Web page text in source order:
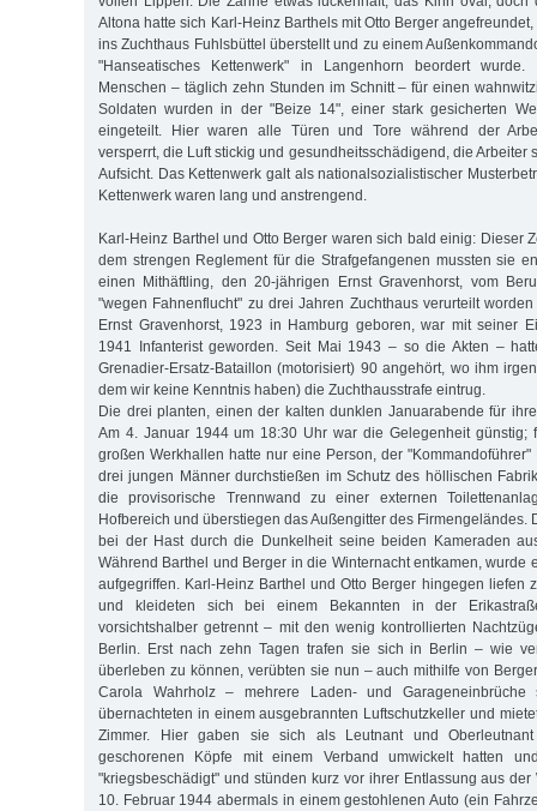
Altona hatte sich Karl-Heinz Barthels mit Otto Berger
ins Zuchthaus Fuhlsbüttel überstellt und zu einem
"Hanseatisches Kettenwerk" in Langenhorn beordert
Menschen – täglich zehn Stunden im Schnitt – für einen
Soldaten wurden in der "Beize 14", einer stark gesicherten
eingeteilt. Hier waren alle Türen und Tore während der
versperrt, die Luft stickig und gesundheitsschädigend, die Arbeiter
Aufsicht. Das Kettenwerk galt als nationalsozialistischer
Kettenwerk waren lang und anstrengend.
Karl-Heinz Barthel und Otto Berger waren sich bald einig: Dieser
dem strengen Reglement für die Strafgefangenen mussten sie
einen Mithäftling, den 20-jährigen Ernst Gravenhorst, vom
"wegen Fahnenflucht" zu drei Jahren Zuchthaus verurteilt
Ernst Gravenhorst, 1923 in Hamburg geboren, war mit seiner
1941 Infanterist geworden. Seit Mai 1943 – so die Akten –
Grenadier-Ersatz-Bataillon (motorisiert) 90 angehört, wo ihm
dem wir keine Kenntnis haben) die Zuchthausstrafe eintrug.
Die drei planten, einen der kalten dunklen Januarabende für
Am 4. Januar 1944 um 18:30 Uhr war die Gelegenheit günstig;
großen Werkhallen hatte nur eine Person, der "Kommandoführer"
drei jungen Männer durchstießen im Schutz des höllischen
die provisorische Trennwand zu einer externen
Hofbereich und überstiegen das Außengitter des Firmengeländes.
bei der Hast durch die Dunkelheit seine beiden Kameraden
Während Barthel und Berger in die Winternacht entkamen, wurde
aufgegriffen. Karl-Heinz Barthel und Otto Berger hingegen liefen
und kleideten sich bei einem Bekannten in der
vorsichtshalber getrennt – mit den wenig kontrollierten
Berlin. Erst nach zehn Tagen trafen sie sich in Berlin – wie
überleben zu können, verübten sie nun – auch mithilfe von
Carola Wahrholz – mehrere Laden- und Garageneinbrüche
übernachteten in einem ausgebrannten Luftschutzkeller und
Zimmer. Hier gaben sie sich als Leutnant und
geschorenen Köpfe mit einem Verband umwickelt hatten
"kriegsbeschädigt" und stünden kurz vor ihrer Entlassung aus der
10. Februar 1944 abermals in einem gestohlenen Auto (ein